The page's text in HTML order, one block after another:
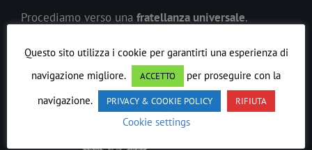
Procediamo verso una fratellanza universale.
Animo della Tradizione è sempre ilCostruttore
all’Opera.
Questo sito utilizza i cookie per garantirti una esperienza di
navigazione migliore.
ACCETTO
per proseguire con la
navigazione.
PRIVACY & COOKIE POLICY RIFIUTA
Cookie settings